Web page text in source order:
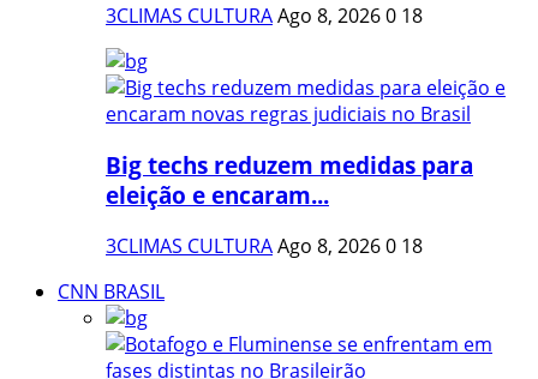
3CLIMAS CULTURAAgo 8, 20260 18
Big techs reduzem medidas para
eleição e encaram...
3CLIMAS CULTURAAgo 8, 20260 18
CNN BRASIL